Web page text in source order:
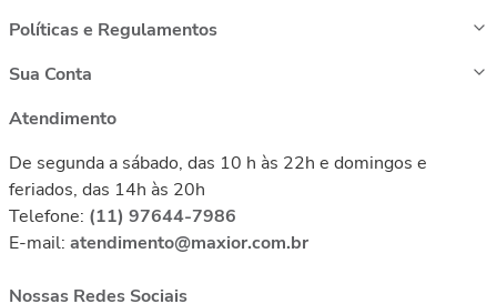
Políticas e Regulamentos
Sua Conta
Atendimento
De segunda a sábado, das 10 h às 22h e domingos e
feriados, das 14h às 20h
Telefone: (11) 97644-7986
E-mail: atendimento@maxior.com.br
Nossas Redes Sociais